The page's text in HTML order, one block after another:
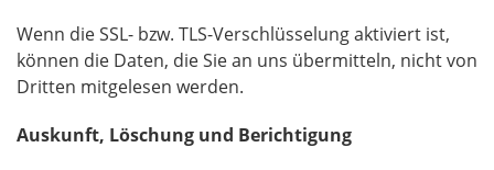
Wenn die SSL- bzw. TLS-Verschlüsselung aktiviert ist,
können die Daten, die Sie an uns übermitteln, nicht von
Dritten mitgelesen werden.
Auskunft, Löschung und Berichtigung